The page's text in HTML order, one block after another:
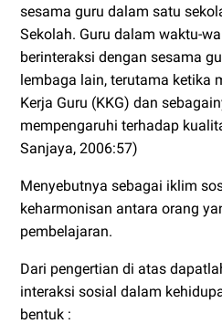
sesama guru dalam satu
Sekolah. Guru dalam waktu-
berinteraksi dengan sesama
lembaga lain, terutama ketika
Kerja Guru (KKG) dan
mempengaruhi terhadap
Sanjaya, 2006:57)
Menyebutnya sebagai iklim
keharmonisan antara orang
pembelajaran.
Dari pengertian di atas
interaksi sosial dalam
bentuk :